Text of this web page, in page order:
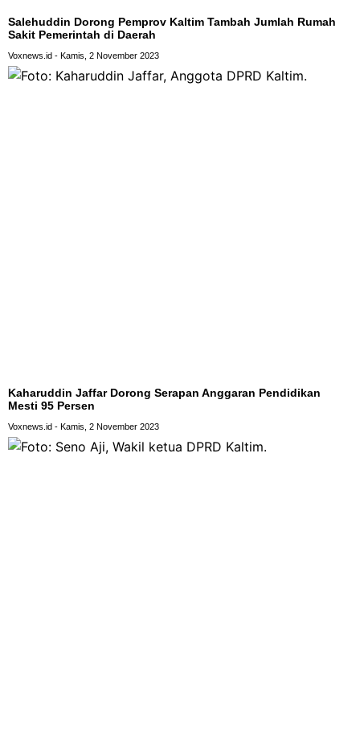
Salehuddin Dorong Pemprov Kaltim Tambah Jumlah Rumah
Sakit Pemerintah di Daerah
Voxnews.id Kamis, 2 November 2023
Kaharuddin Jaffar Dorong Serapan Anggaran Pendidikan
Mesti 95 Persen
Voxnews.id Kamis, 2 November 2023